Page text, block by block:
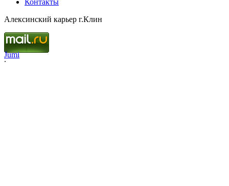
Контакты
Алексинский карьер г.Клин
Jumi
.